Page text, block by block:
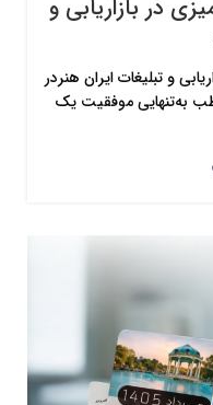
در بازاریابی و
و تبلیغات ایران هنردر
به‌تنهایی موفقیت یک